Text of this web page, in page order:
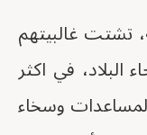
تشتت غالبيتهم
في اكثر
وسخاء